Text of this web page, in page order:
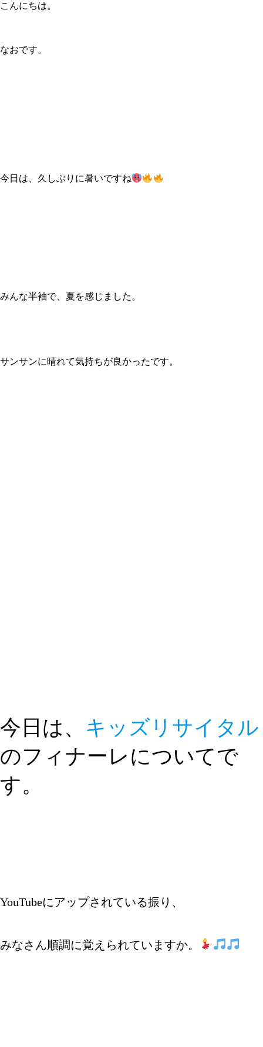
こんにちは。
なおです。
今日は、久しぶりに暑いですね
みんな半袖で、夏を感じました。
サンサンに晴れて気持ちが良かったです。
今日は、 キッズリサイタル
のフィナーレについてで
す。
YouTubeにアップされている振り、
みなさん順調に覚えられていますか。